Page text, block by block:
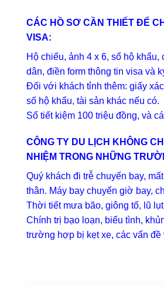
CÁC HỒ SƠ CẦN THIẾT ĐỂ
VISA:
Hộ chiếu, ảnh 4 x 6, sổ hộ khẩu,
dân, điền form thông tin visa và
Đối với khách tỉnh thêm: giấy
số hộ khẩu, tài sản khác nếu có.
Sổ tiết kiệm 100 triệu đồng, và
CÔNG TY DU LỊCH KHÔNG
NHIỆM TRONG NHỮNG
Quý khách đi trễ chuyến bay,
thân. Máy bay chuyển giờ bay,
Thời tiết mưa bão, giông tố, lũ
Chính trị bạo loạn, biểu tình,
trường hợp bị kẹt xe, các vấn đề